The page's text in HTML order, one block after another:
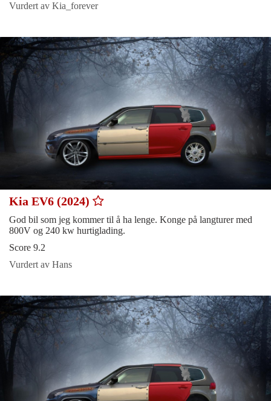
Vurdert av Kia_forever
Kia EV6 (2024)
God bil som jeg kommer til å ha lenge. Konge på langturer med
800V og 240 kw hurtiglading.
Score 9.2
Vurdert av Hans